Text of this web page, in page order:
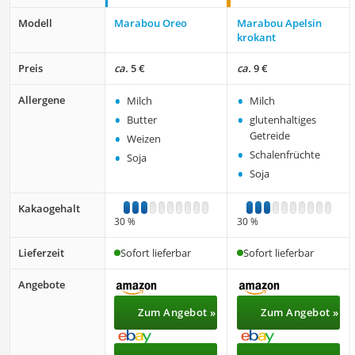
Modell Marabou Oreo
Marabou Apelsin
krokant
Preis ca. 5 € ca. 9 €
Allergene • Milch
• Butter
• Weizen
• Soja
• Milch
• glutenhaltiges
Getreide
• Schalenfrüchte
• Soja
Kakaogehalt 1 2 3 4 5 6 7 8 9 10
30 %
1 2 3 4 5 6 7 8 9 10
30 %
Lieferzeit Sofort lieferbar Sofort lieferbar
Angebote
Zum Angebot »
Zum Angebot »